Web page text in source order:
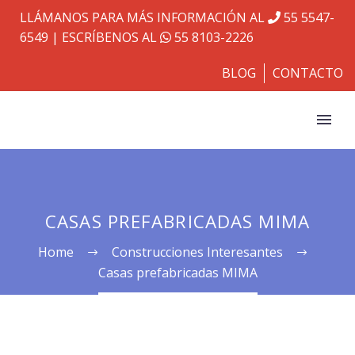
LLÁMANOS PARA MÁS INFORMACIÓN AL
55 5547-
6549 | ESCRÍBENOS AL 55 8103-2226
BLOG CONTACTO
CASAS PREFABRICADAS MIMA
Home
Construcciones Interesantes
Casas prefabricadas MIMA